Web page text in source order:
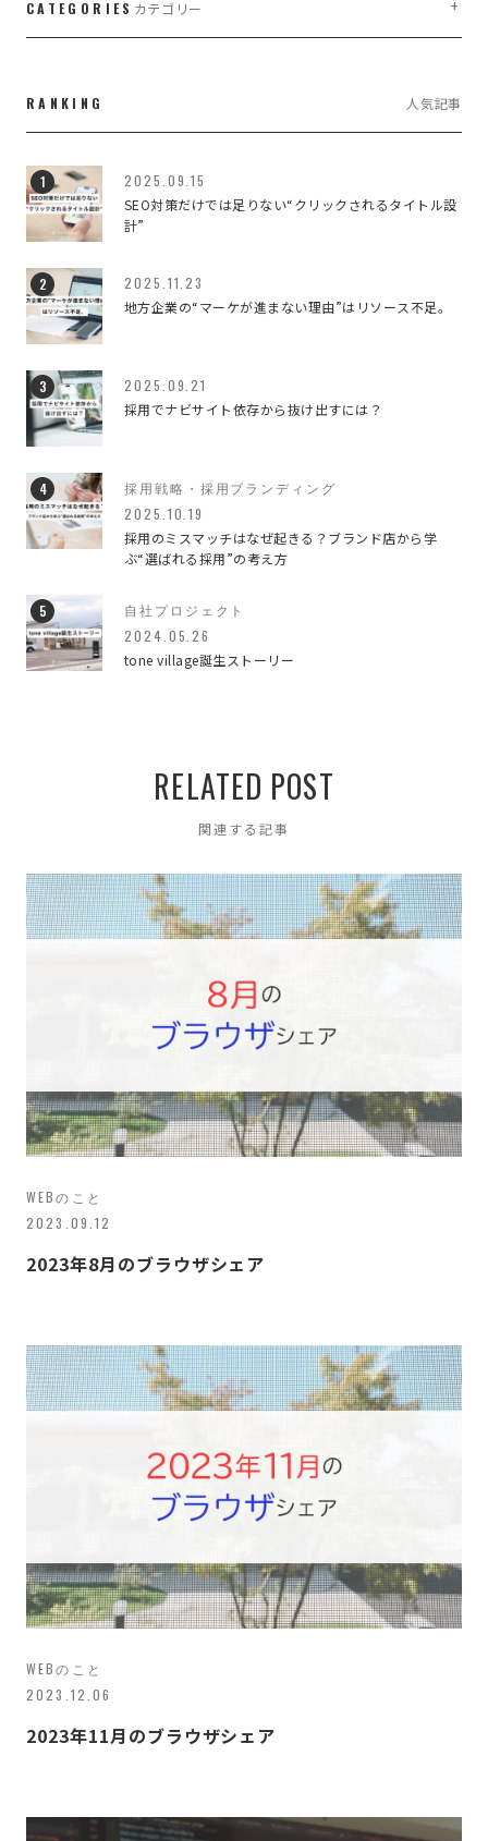
CATEGORIES カテゴリー
WEB・WEBブランディング 7
WEBのこと
イベント 2
デザインのこと
ブランディング 42
ブランディングデザイン
ブランディングのこと
マーケティング
仕事のこと
働き方について
すべての記事
RANKING 人気記事
2025.09.15
SEO対策だけでは足りない“クリックされるタイトル設
計”
2025.11.23
地方企業の“マーケが進まない理由”はリソース不足。
2025.09.21
採用でナビサイト依存から抜け出すには？
採用戦略・採用ブランディング
2025.10.19
採用のミスマッチはなぜ起きる？ブランド店から学
ぶ“選ばれる採用”の考え方
自社プロジェクト
2024.05.26
tone village誕生ストーリー
RELATED POST
関連する記事
WEBのこと
2023.09.12
2023年8月のブラウザシェア
WEBのこと
2023.12.06
2023年11月のブラウザシェア